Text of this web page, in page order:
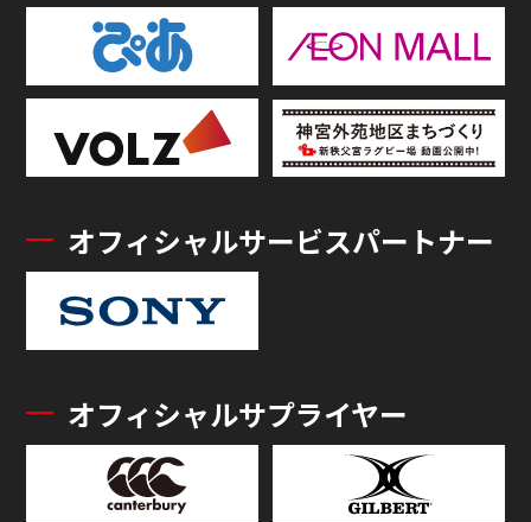
オフィシャルサービスパートナー
オフィシャルサプライヤー